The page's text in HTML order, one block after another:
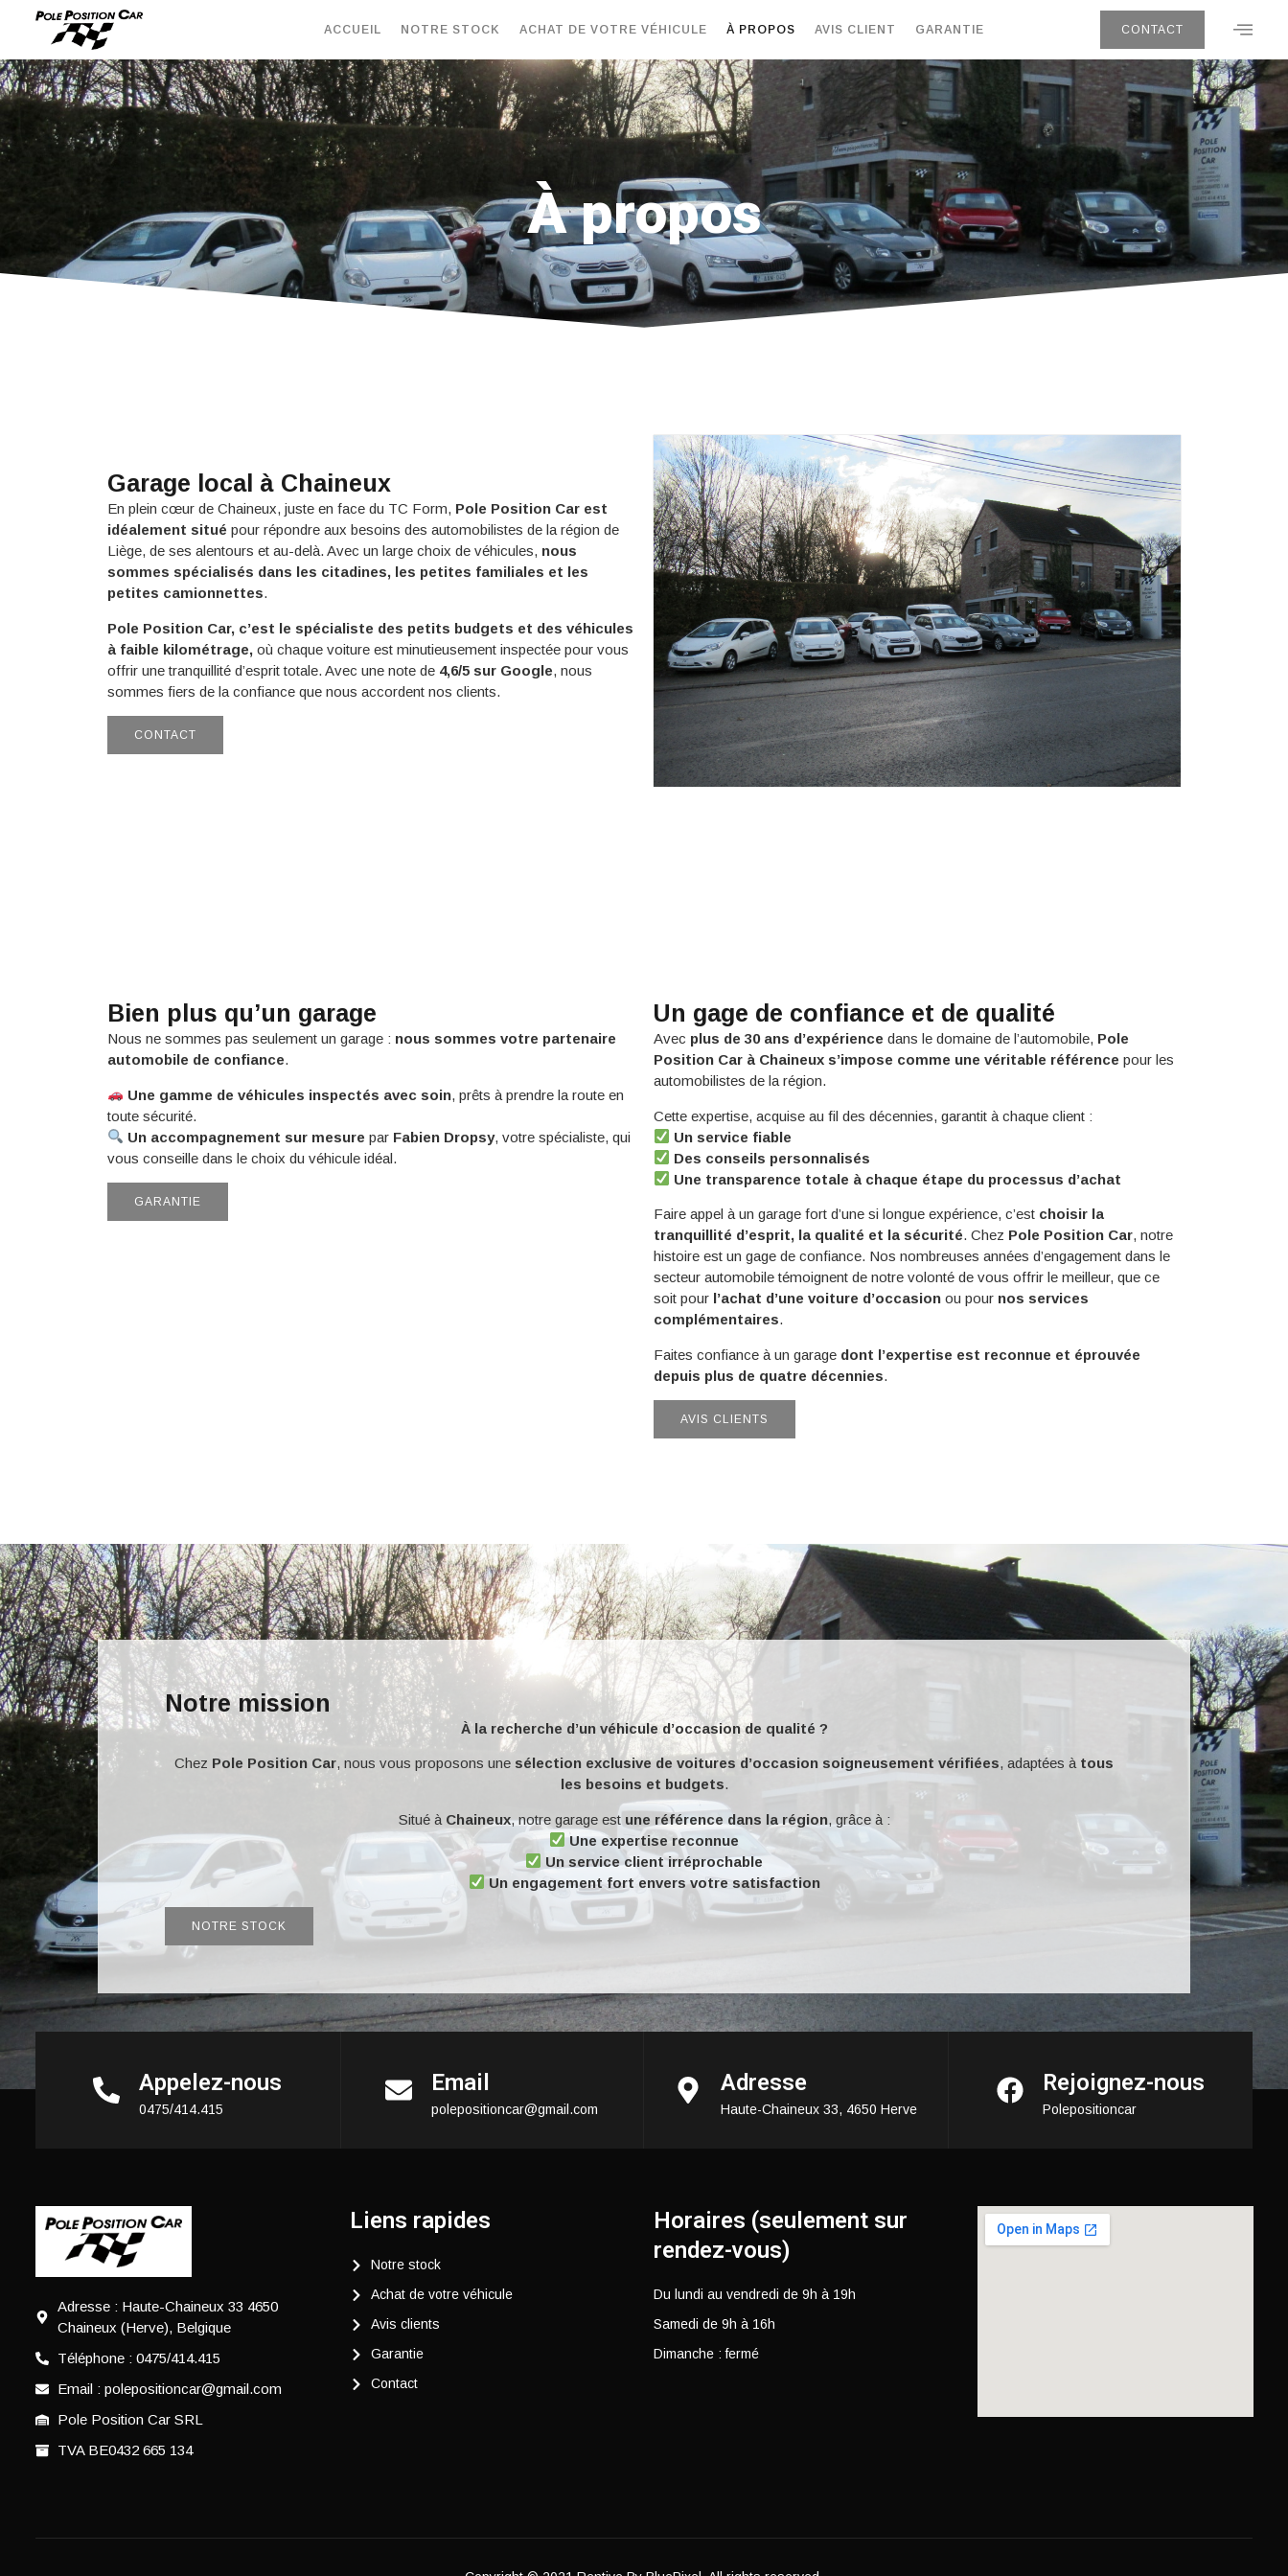
ACCUEIL NOTRE STOCK ACHAT DE VOTRE VÉHICULE À PROPOS AVIS CLIENT GARANTIE CONTACT
À propos
Garage local à Chaineux
En plein cœur de Chaineux, juste en face du TC Form, Pole Position Car est
idéalement situé pour répondre aux besoins des automobilistes de la région de
Liège, de ses alentours et au-delà. Avec un large choix de véhicules, nous
sommes spécialisés dans les citadines, les petites familiales et les
petites camionnettes.
Pole Position Car, c’est le spécialiste des petits budgets et des véhicules
à faible kilométrage, où chaque voiture est minutieusement inspectée pour vous
offrir une tranquillité d’esprit totale. Avec une note de 4,6/5 sur Google, nous
sommes fiers de la confiance que nous accordent nos clients.
CONTACT
Un gage de confiance et de qualité
Avec plus de 30 ans d’expérience dans le domaine de l’automobile, Pole
Position Car à Chaineux s’impose comme une véritable référence pour les
automobilistes de la région.
Cette expertise, acquise au fil des décennies, garantit à chaque client :
Un service fiable
Des conseils personnalisés
Une transparence totale à chaque étape du processus d’achat
Faire appel à un garage fort d’une si longue expérience, c’est choisir la
tranquillité d’esprit, la qualité et la sécurité. Chez Pole Position Car, notre
histoire est un gage de confiance. Nos nombreuses années d’engagement dans le
secteur automobile témoignent de notre volonté de vous offrir le meilleur, que ce
soit pour l’achat d’une voiture d’occasion ou pour nos services
complémentaires.
Faites confiance à un garage dont l’expertise est reconnue et éprouvée
depuis plus de quatre décennies.
AVIS CLIENTS
Bien plus qu’un garage
Nous ne sommes pas seulement un garage : nous sommes votre partenaire
automobile de confiance.
Une gamme de véhicules inspectés avec soin, prêts à prendre la route en
toute sécurité.
Un accompagnement sur mesure par Fabien Dropsy, votre spécialiste, qui
vous conseille dans le choix du véhicule idéal.
GARANTIE
Notre mission
À la recherche d’un véhicule d’occasion de qualité ?
Chez Pole Position Car, nous vous proposons une sélection exclusive de voitures d’occasion soigneusement vérifiées, adaptées à tous
les besoins et budgets.
Situé à Chaineux, notre garage est une référence dans la région, grâce à :
Une expertise reconnue
Un service client irréprochable
Un engagement fort envers votre satisfaction
NOTRE STOCK
Appelez-nous
0475/414.415
Email
polepositioncar@gmail.com
Adresse
Haute-Chaineux 33, 4650 Herve
Rejoignez-nous
Polepositioncar
Adresse : Haute-Chaineux 33 4650
Chaineux (Herve), Belgique
Téléphone : 0475/414.415
Email : polepositioncar@gmail.com
Pole Position Car SRL
TVA BE0432 665 134
Liens rapides
Notre stock
Achat de votre véhicule
Avis clients
Garantie
Contact
Horaires (seulement sur
rendez-vous)
Du lundi au vendredi de 9h à 19h
Samedi de 9h à 16h
Dimanche : fermé